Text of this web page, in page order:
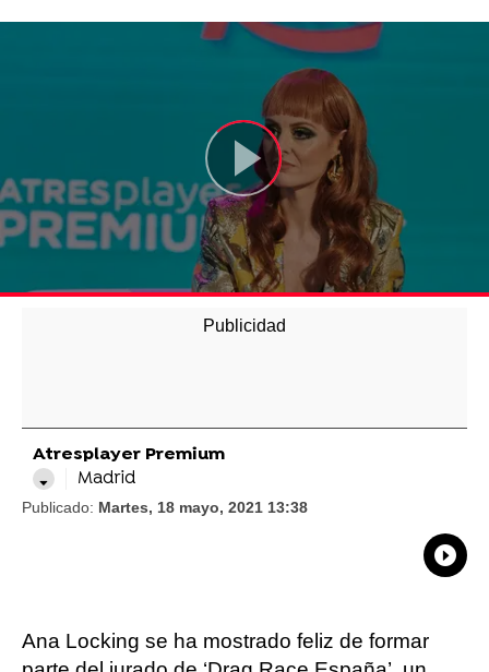
Atresplayer Premium
Madrid
Publicado: Martes, 18 mayo, 2021 13:38
Ana Locking se ha mostrado feliz de formar